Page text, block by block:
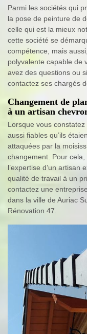
Parmi les sociétés qui
la pose de peinture de
celle qui est la mieux
cette société se
compétence, mais
polyvalente capable de
avez des questions ou
contactez ses chargés
Changement de
à un artisan
Lorsque vous
aussi fiables qu’ils
attaquées par la
changement. Pour
l’expertise d’un artisan
qualité de travail à un
contactez une
dans la ville de Auriac
Rénovation 47.